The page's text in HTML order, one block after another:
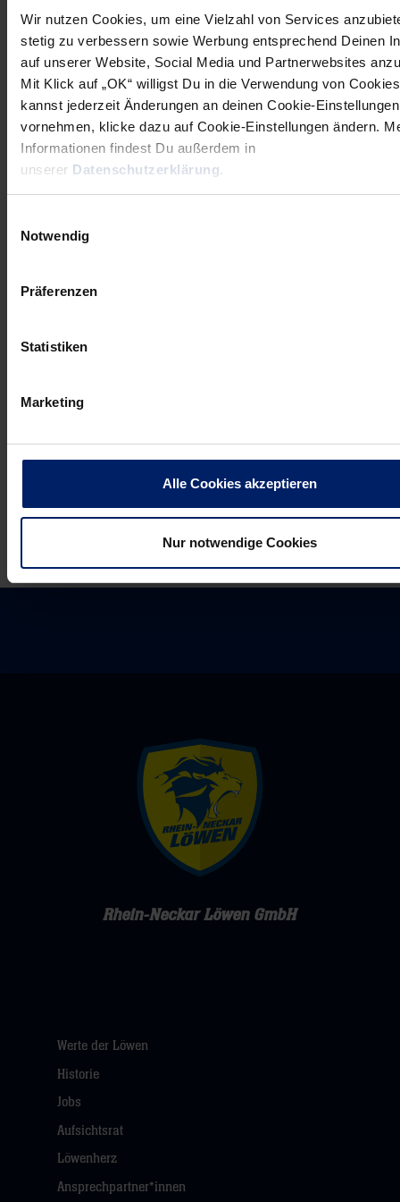
Wir nutzen Cookies, um eine Vielzahl von Services
stetig zu verbessern sowie Werbung entsprechend Deinen
auf unserer Website, Social Media und Partnerwebsites
Mit Klick auf „OK“ willigst Du in die Verwendung von
kannst jederzeit Änderungen an deinen Cookie-Einstellungen
vornehmen, klicke dazu auf Cookie-Einstellungen ändern.
Informationen findest Du außerdem in
unserer Datenschutzerklärung.
Notwendig
Präferenzen
Statistiken
Marketing
Alle Cookies akzeptieren
Nur notwendige Cookies
NEWSLETTER
Wenn du per E-Mail über Aktuelles aus der Löwenwelt
informiert werden willst, kannst du den Rhein-Neckar Löwen
Balingen
im
raus
Rhein-Neckar Löwen GmbH
Werte der Löwen
Historie
Jobs
Aufsichtsrat
Löwenherz
Ansprechpartner*innen